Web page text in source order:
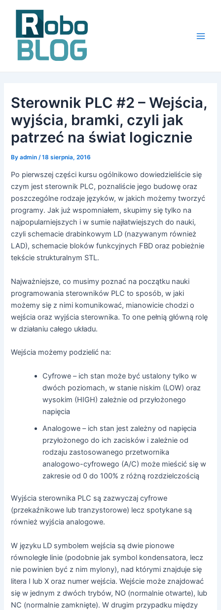
Sterownik PLC #2 – Wejścia,
wyjścia, bramki, czyli jak
patrzeć na świat logicznie
Byadmin/18 sierpnia, 2016
Po pierwszej części kursu ogólnikowo dowiedzieliście się
czym jest sterownik PLC, poznaliście jego budowę oraz
poszczególne rodzaje języków, w jakich możemy tworzyć
programy. Jak już wspomniałem, skupimy się tylko na
najpopularniejszych i w sumie najłatwiejszych do nauki,
czyli schemacie drabinkowym LD (nazywanym również
LAD), schemacie bloków funkcyjnych FBD oraz pobieżnie
tekście strukturalnym STL.
Najważniejsze, co musimy poznać na początku nauki
programowania sterowników PLC to sposób, w jaki
możemy się z nimi komunikować, mianowicie chodzi o
wejścia oraz wyjścia sterownika. To one pełnią główną rolę
w działaniu całego układu.
Wejścia możemy podzielić na:
Cyfrowe – ich stan może być ustalony tylko w
dwóch poziomach, w stanie niskim (LOW) oraz
wysokim (HIGH) zależnie od przyłożonego
napięcia
Analogowe – ich stan jest zależny od napięcia
przyłożonego do ich zacisków i zależnie od
rodzaju zastosowanego przetwornika
analogowo-cyfrowego (A/C) może mieścić się w
zakresie od 0 do 100% z różną rozdzielczością
Wyjścia sterownika PLC są zazwyczaj cyfrowe
(przekaźnikowe lub tranzystorowe) lecz spotykane są
również wyjścia analogowe.
W języku LD symbolem wejścia są dwie pionowe
równoległe linie (podobnie jak symbol kondensatora, lecz
nie powinien być z nim mylony), nad którymi znajduje się
litera I lub X oraz numer wejścia. Wejście może znajdować
się w jednym z dwóch trybów, NO (normalnie otwarte), lub
NC (normalnie zamknięte). W drugim przypadku między